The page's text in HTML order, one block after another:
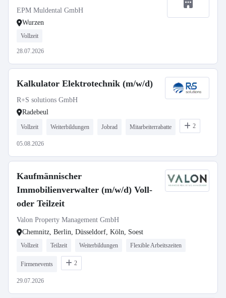
EPM Muldental GmbH
Wurzen
Vollzeit
28.07.2026
Kalkulator Elektrotechnik (m/w/d)
R+S solutions GmbH
Radebeul
Vollzeit Weiterbildungen Jobrad Mitarbeiterrabatte 2
05.08.2026
Kaufmännischer
Immobilienverwalter (m/w/d) Voll-
oder Teilzeit
Valon Property Management GmbH
Chemnitz, Berlin, Düsseldorf, Köln, Soest
Vollzeit Teilzeit Weiterbildungen Flexible Arbeitszeiten
Firmenevents 2
29.07.2026